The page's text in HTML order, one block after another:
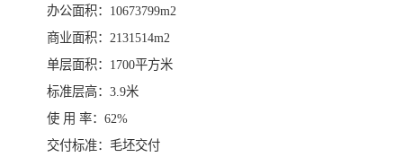
办公面积：10673799m2
商业面积：2131514m2
单层面积：1700平方米
标准层高：3.9米
使 用 率：62%
交付标准：毛坯交付